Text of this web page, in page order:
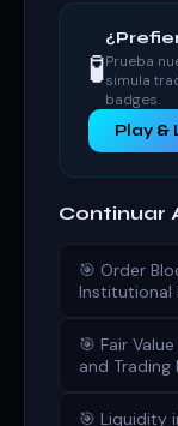
🧪Prueba
simula
badges.
Play &
Continuar
🎯 Order
Institutional
🎯 Fair
and
🎯 Liquidity